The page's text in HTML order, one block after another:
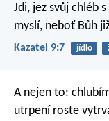
Jdi, jez svůj chléb
myslí, neboť Bůh
Kazatel 9:7 jídlo
A nejen to:
utrpení roste